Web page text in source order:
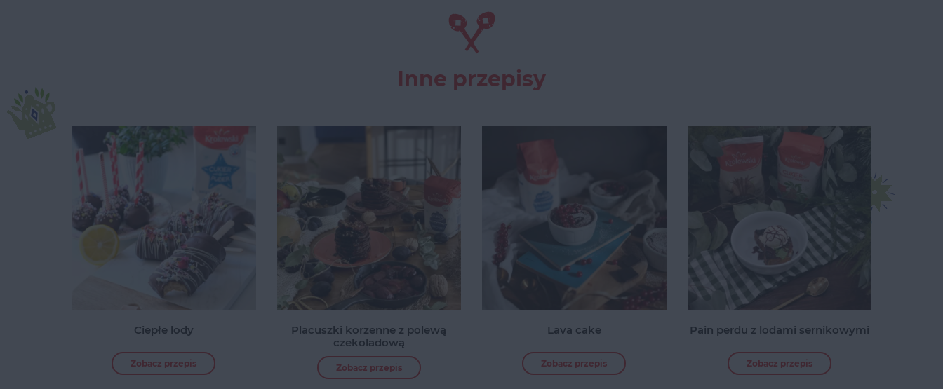
Inne przepisy
Ciepłe lody
Zobacz przepis
Placuszki korzenne z polewą
czekoladową
Zobacz przepis
Lava cake
Zobacz przepis
Pain perdu z lodami sernikowymi
Zobacz przepis